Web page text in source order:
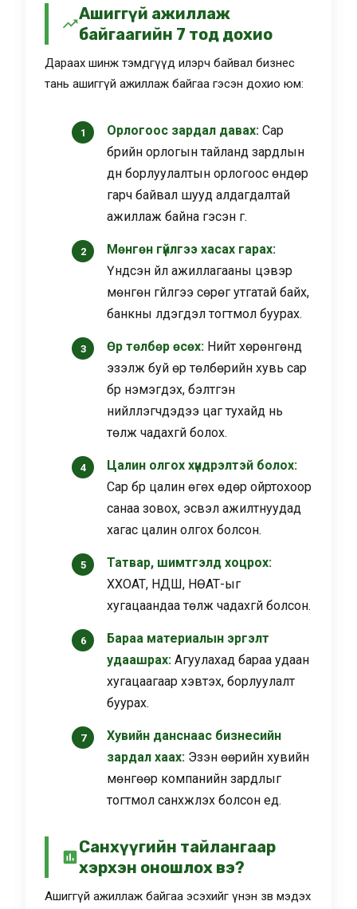
Ашиггүй ажиллаж
байгаагийн 7 тод дохио
Дараах шинж тэмдгүүд илэрч байвал бизнес
тань ашиггүй ажиллаж байгаа гэсэн дохио юм:
Орлогоос зардал давах: Сар
бүрийн орлогын тайланд зардлын
дүн борлуулалтын орлогоос өндөр
гарч байвал шууд алдагдалтай
ажиллаж байна гэсэн үг.
Мөнгөн гүйлгээ хасах гарах:
Үндсэн үйл ажиллагааны цэвэр
мөнгөн гүйлгээ сөрөг утгатай байх,
банкны үлдэгдэл тогтмол буурах.
Өр төлбөр өсөх: Нийт хөрөнгөнд
эзэлж буй өр төлбөрийн хувь сар
бүр нэмэгдэх, бэлтгэн
нийлүүлэгчдэдээ цаг тухайд нь
төлж чадахгүй болох.
Цалин олгох хүндрэлтэй болох:
Сар бүр цалин өгөх өдөр ойртохоор
санаа зовох, эсвэл ажилтнуудад
хагас цалин олгох болсон.
Татвар, шимтгэлд хоцрох:
ХХОАТ, НДШ, НӨАТ-ыг
хугацаандаа төлж чадахгүй болсон.
Бараа материалын эргэлт
удаашрах: Агуулахад бараа удаан
хугацаагаар хэвтэх, борлуулалт
буурах.
Хувийн данснаас бизнесийн
зардал хаах: Эзэн өөрийн хувийн
мөнгөөр компанийн зардлыг
тогтмол санхүүжүүлэх болсон үед.
Санхүүгийн тайлангаар
хэрхэн оношлох вэ?
Ашиггүй ажиллаж байгаа эсэхийг үнэн зөв мэдэх